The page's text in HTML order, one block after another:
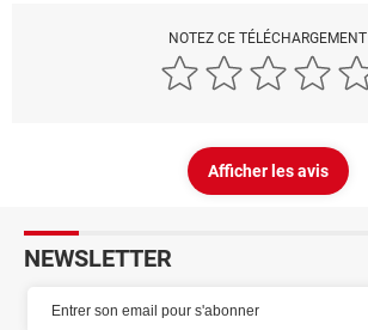
NOTEZ CE TÉLÉCHARGEMENT
Afficher les avis
NEWSLETTER